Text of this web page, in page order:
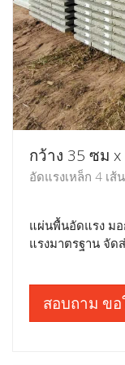
กว้าง 35 ซม
อัดแรงเหล็ก 4 เ
แผ่นพื้นอัดแรง มอ
แรงมาตรฐาน จัด
สอบถาม ขอ